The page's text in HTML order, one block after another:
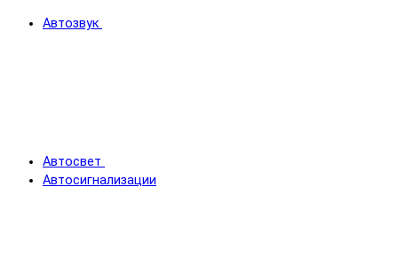
Автозвук
Автосвет
Автосигнализации